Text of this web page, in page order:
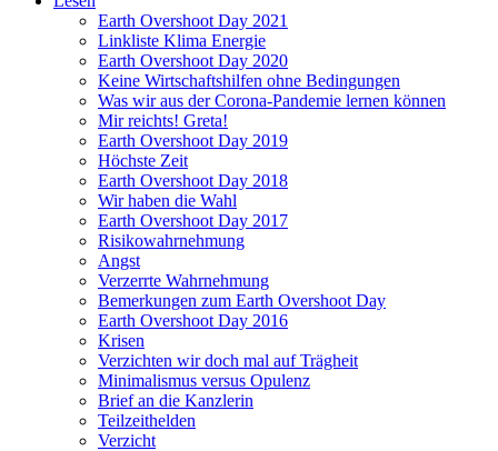
Earth Overshoot Day 2021
Linkliste Klima Energie
Earth Overshoot Day 2020
Keine Wirtschaftshilfen ohne Bedingungen
Was wir aus der Corona-Pandemie lernen können
Mir reichts! Greta!
Earth Overshoot Day 2019
Höchste Zeit
Earth Overshoot Day 2018
Wir haben die Wahl
Earth Overshoot Day 2017
Risikowahrnehmung
Angst
Verzerrte Wahrnehmung
Bemerkungen zum Earth Overshoot Day
Earth Overshoot Day 2016
Krisen
Verzichten wir doch mal auf Trägheit
Minimalismus versus Opulenz
Brief an die Kanzlerin
Teilzeithelden
Verzicht